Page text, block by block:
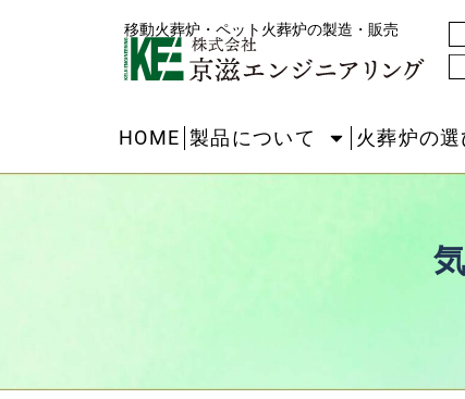
移動火葬炉・ペット火葬炉の製造・販売
HOME 製品について 火葬炉の